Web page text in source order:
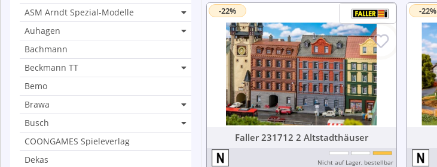
-22%
Faller 231712 2 Altstadthäuser
Nicht auf Lager, bestellbar
-22%
ASM Arndt Spezial-Modelle
Auhagen
Bachmann
Beckmann TT
Bemo
Brawa
Busch
COONGAMES Spieleverlag
Dekas